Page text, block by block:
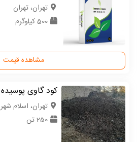
تهران، تهران
500 کیلوگرم
مشاهده قیمت
کود گاوی پوسیده
تهران، اسلام شهر
250 تن